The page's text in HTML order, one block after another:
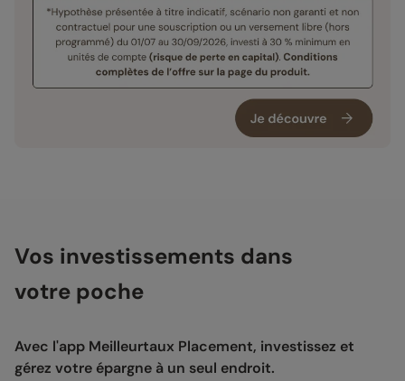
Vos investissements dans
votre poche
Avec l'app Meilleurtaux Placement, investissez et
gérez votre épargne à un seul endroit.